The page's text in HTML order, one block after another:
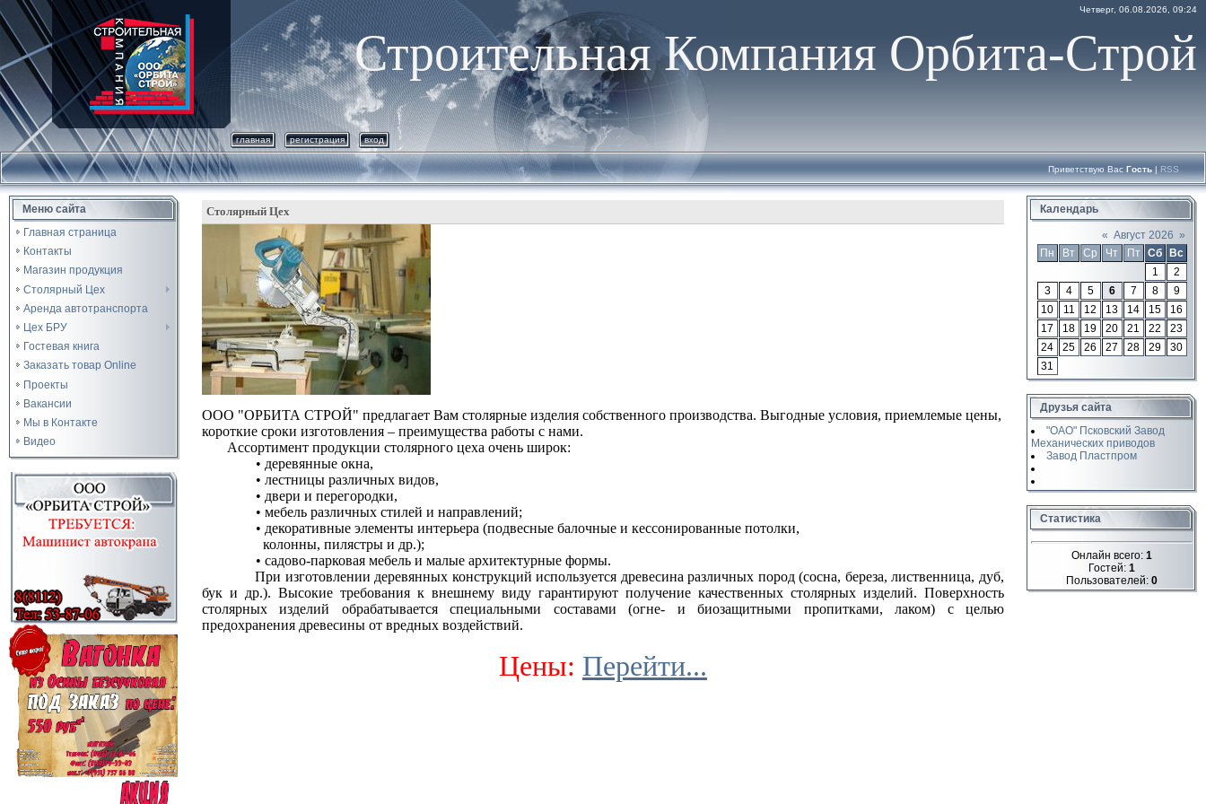
Четверг, 06.08.2026, 09:24
Строительная Компания Орбита-Строй
главная регистрация вход
Приветствую Вас Гость | RSS
Меню сайта
Главная страница
Контакты
Магазин продукция
Столярный Цех
Аренда автотранспорта
Цех БРУ
Гостевая книга
Заказать товар Online
Проекты
Вакансии
Мы в Контакте
Видео
Столярный Цех
ООО "ОРБИТА СТРОЙ" предлагает Вам столярные изделия собственного производства. Выгодные условия, приемлемые цены,
короткие сроки изготовления – преимущества работы с нами.
Ассортимент продукции столярного цеха очень широк:
• деревянные окна,
• лестницы различных видов,
• двери и перегородки,
• мебель различных стилей и направлений;
• декоративные элементы интерьера (подвесные балочные и кессонированные потолки,
колонны, пилястры и др.);
• садово-парковая мебель и малые архитектурные формы.
При изготовлении деревянных конструкций используется древесина различных пород (сосна, береза, лиственница, дуб,
бук и др.). Высокие требования к внешнему виду гарантируют получение качественных столярных изделий. Поверхность
столярных изделий обрабатывается специальными составами (огне- и биозащитными пропитками, лаком) с целью
предохранения древесины от вредных воздействий.
Цены: Перейти...
Календарь
« Август 2026 »
Пн
Вт Ср Чт Пт Сб
Вс
1
2
3
4 5 6 7 8
9
10
11 12 13 14 15
16
17
18 19 20 21 22
23
24
25 26 27 28 29
30
31
Друзья сайта
"ОАО" Псковский Завод
Механических приводов
Завод Пластпром
Статистика
Онлайн всего: 1
Гостей: 1
Пользователей: 0